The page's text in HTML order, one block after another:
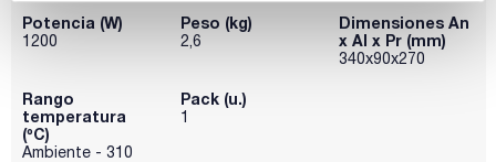
Potencia (W)
1200
Peso (kg)
2,6
Dimensiones An
x Al x Pr (mm)
340x90x270
Rango
temperatura
(ºC)
Ambiente - 310
Pack (u.)
1